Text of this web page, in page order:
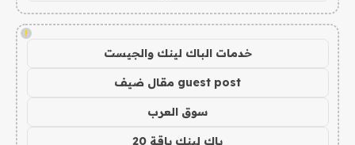
!
خدمات الباك لينك والجيست
guest post مقال ضيف
سوق العرب
باك لينك باقة 20